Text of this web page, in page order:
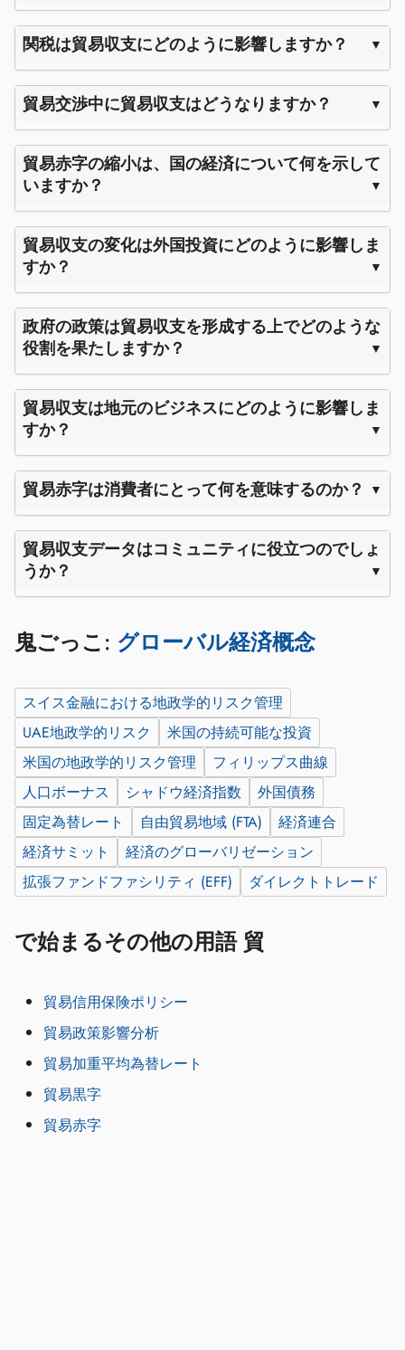
関税は貿易収支にどのように影響しますか？
貿易交渉中に貿易収支はどうなりますか？
貿易赤字の縮小は、国の経済について何を示して
いますか？
貿易収支の変化は外国投資にどのように影響しま
すか？
政府の政策は貿易収支を形成する上でどのような
役割を果たしますか？
貿易収支は地元のビジネスにどのように影響しま
すか？
貿易赤字は消費者にとって何を意味するのか？
貿易収支データはコミュニティに役立つのでしょ
うか？
鬼ごっこ: グローバル経済概念
スイス金融における地政学的リスク管理
UAE地政学的リスク
米国の持続可能な投資
米国の地政学的リスク管理
フィリップス曲線
人口ボーナス
シャドウ経済指数
外国債務
固定為替レート
自由貿易地域 (FTA)
経済連合
経済サミット
経済のグローバリゼーション
拡張ファンドファシリティ (EFF)
ダイレクトトレード
で始まるその他の用語 貿
貿易信用保険ポリシー
貿易政策影響分析
貿易加重平均為替レート
貿易黒字
貿易赤字